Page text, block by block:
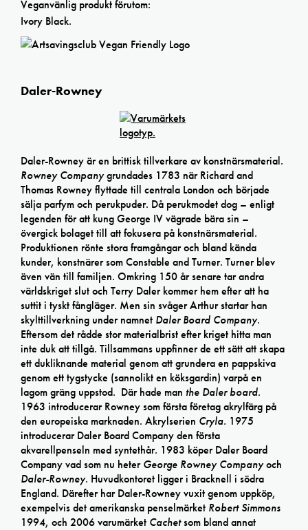
Veganvänlig produkt förutom:
Ivory Black.
Daler-Rowney
Daler-Rowney är en brittisk tillverkare av konstnärsmaterial.
Rowney Companygrundades 1783 när Richard and
Thomas Rowney flyttade till centrala London och började
sälja parfym och perukpuder. Då perukmodet dog – enligt
legenden för att kung George IV vägrade bära sin –
övergick bolaget till att fokusera på konstnärsmaterial.
Produktionen rönte stora framgångar och bland kända
kunder, konstnärer som Constable and Turner. Turner blev
även vän till familjen. Omkring 150 år senare tar andra
världskriget slut och Terry Daler kommer hem efter att ha
suttit i tyskt fångläger. Men sin svåger Arthur startar han
skylttillverkning under namnet Daler Board Company.
Eftersom det rådde stor materialbrist efter kriget hitta man
inte duk att tillgå. Tillsammans uppfinner de ett sätt att skapa
ett dukliknande material genom att grundera en pappskiva
genom ett tygstycke (sannolikt en köksgardin) varpå en
lagom gräng uppstod. Där hade man the Daler board.
1963 introducerar Rowney som första företag akrylfärg på
den europeiska marknaden. Akrylserien Cryla. 1975
introducerar Daler Board Company den första
akvarellpenseln med syntethår. 1983 köper Daler Board
Company vad som nu heterGeorge Rowney Companyoch
Daler-Rowney. Huvudkontoret ligger i Bracknell i södra
England. Därefter har Daler-Rowney vuxit genom uppköp,
exempelvis det amerikanska penselmärket Robert Simmons
1994, och 2006 varumärket Cachetsom bland annat